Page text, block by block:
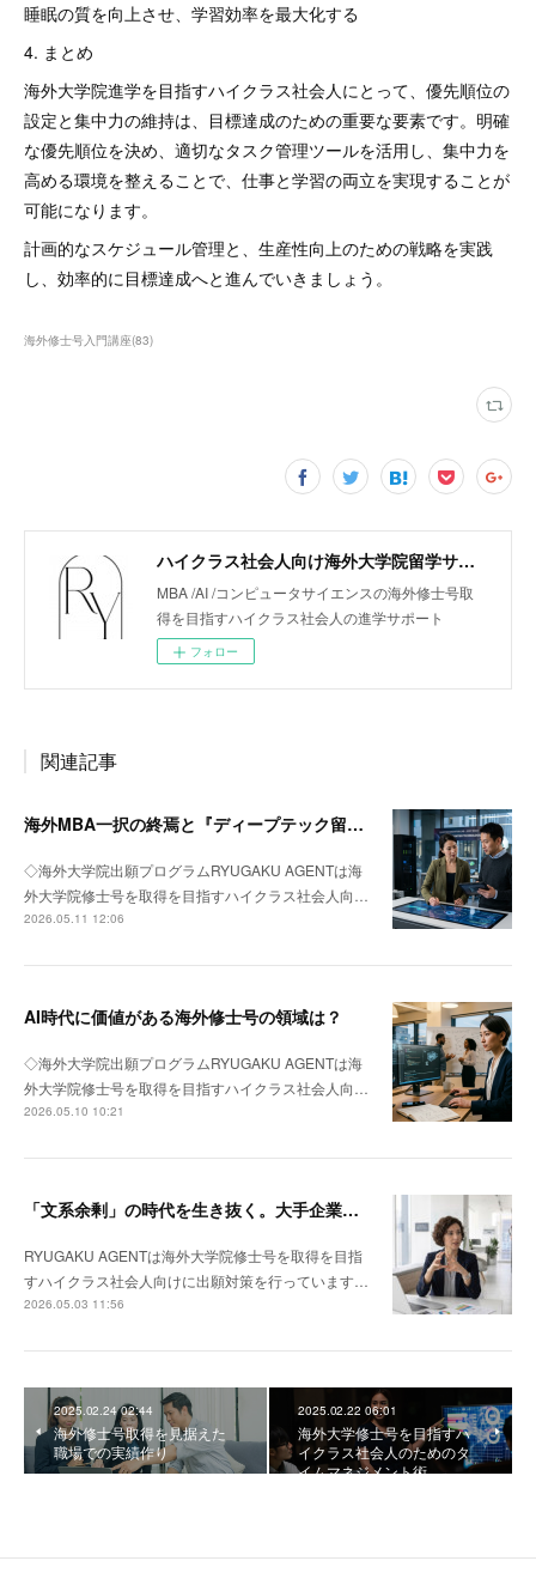
睡眠の質を向上させ、学習効率を最大化する
4. まとめ
海外大学院進学を目指すハイクラス社会人にとって、優先順位の
設定と集中力の維持は、目標達成のための重要な要素です。明確
な優先順位を決め、適切なタスク管理ツールを活用し、集中力を
高める環境を整えることで、仕事と学習の両立を実現することが
可能になります。
計画的なスケジュール管理と、生産性向上のための戦略を実践
し、効率的に目標達成へと進んでいきましょう。
海外修士号入門講座(83)
ハイクラス社会人向け海外大学院留学サポート「リューガクエージェント」
MBA /AI /コンピュータサイエンスの海外修士号取
得を目指すハイクラス社会人の進学サポート
フォロー
関連記事
海外MBA一択の終焉と『ディープテック留学』への回帰
◇海外大学院出願プログラムRYUGAKU AGENTは海
外大学院修士号を取得を目指すハイクラス社会人向…
2026.05.11 12:06
AI時代に価値がある海外修士号の領域は？
◇海外大学院出願プログラムRYUGAKU AGENTは海
外大学院修士号を取得を目指すハイクラス社会人向…
2026.05.10 10:21
「文系余剰」の時代を生き抜く。大手企業若手がMBAではなく「理系修士」を選ぶべき理由
RYUGAKU AGENTは海外大学院修士号を取得を目指
すハイクラス社会人向けに出願対策を行っています…
2026.05.03 11:56
2025.02.24 02:44
海外修士号取得を見据えた
職場での実績作り
2025.02.22 06:01
海外大学修士号を目指すハ
イクラス社会人のためのタ
イムマネジメント術